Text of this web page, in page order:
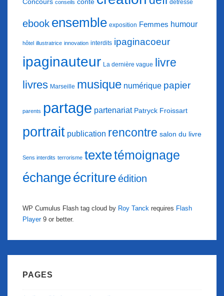
Concours conseils détresse
ebook ensemble exposition Femmes humour
hôtel illustratrice innovation interdits ipaginacoeur
ipaginauteur La dernière vague livre
livres Marseille musique numérique papier
parents partage partenariat Patryck Froissart
portrait publication rencontre salon du livre
Sens interdits terrorisme textetémoignage
échangeécritureédition
WP Cumulus Flash tag cloud by Roy Tanck requires Flash
Player9 or better.
PAGES